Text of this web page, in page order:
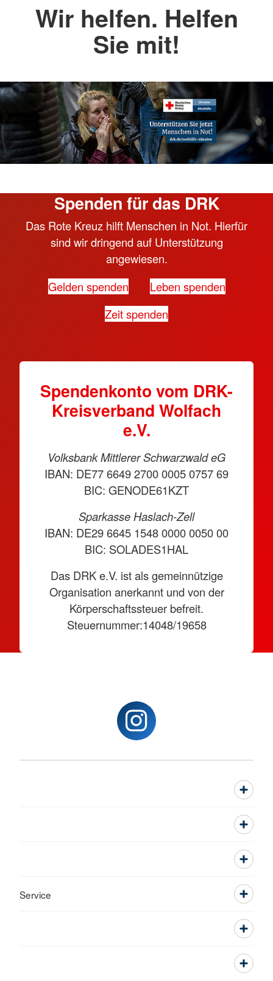
Wir helfen. Helfen
Sie mit!
Spenden für das DRK
Das Rote Kreuz hilft Menschen in Not. Hierfür
sind wir dringend auf Unterstützung
angewiesen.
Gelden spenden
Leben spenden
Zeit spenden
Spendenkonto vom DRK-
Kreisverband Wolfach
e.V.
Volksbank Mittlerer Schwarzwald eG
IBAN: DE77 6649 2700 0005 0757 69
BIC: GENODE61KZT
Sparkasse Haslach-Zell
IBAN: DE29 6645 1548 0000 0050 00
BIC: SOLADES1HAL
Das DRK e.V. ist als gemeinnützige
Organisation anerkannt und von der
Körperschaftssteuer befreit.
Steuernummer:14048/19658
Service